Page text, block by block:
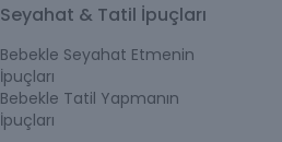
Seyahat & Tatil İpuçları
Bebekle Seyahat Etmenin
İpuçları
Bebekle Tatil Yapmanın
İpuçları